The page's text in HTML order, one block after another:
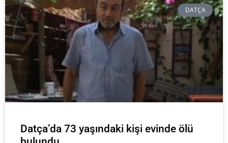
DATÇA
Datça’da 73 yaşındaki kişi evinde ölü